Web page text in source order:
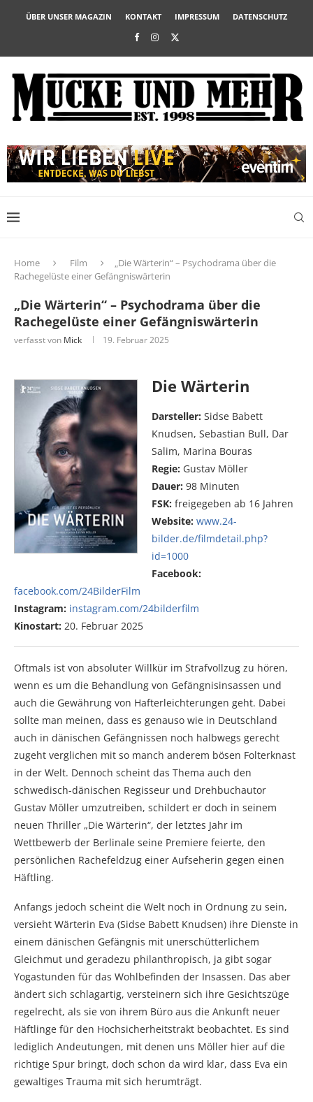
ÜBER UNSER MAGAZIN KONTAKT IMPRESSUM DATENSCHUTZ
Home Film
„Die Wärterin“ – Psychodrama über die
Rachegelüste einer Gefängniswärterin
„Die Wärterin“ – Psychodrama über die
Rachegelüste einer Gefängniswärterin
verfasst von Mick 19. Februar 2025
Die Wärterin
Darsteller: Sidse Babett
Knudsen, Sebastian Bull, Dar
Salim, Marina Bouras
Regie: Gustav Möller
Dauer: 98 Minuten
FSK: freigegeben ab 16 Jahren
Website: www.24-
bilder.de/filmdetail.php?
id=1000
Facebook:
facebook.com/24BilderFilm
Instagram: instagram.com/24bilderfilm
Kinostart: 20. Februar 2025
Oftmals ist von absoluter Willkür im Strafvollzug zu hören,
wenn es um die Behandlung von Gefängnisinsassen und
auch die Gewährung von Hafterleichterungen geht. Dabei
sollte man meinen, dass es genauso wie in Deutschland
auch in dänischen Gefängnissen noch halbwegs gerecht
zugeht verglichen mit so manch anderem bösen Folterknast
in der Welt. Dennoch scheint das Thema auch den
schwedisch-dänischen Regisseur und Drehbuchautor
Gustav Möller umzutreiben, schildert er doch in seinem
neuen Thriller „Die Wärterin“, der letztes Jahr im
Wettbewerb der Berlinale seine Premiere feierte, den
persönlichen Rachefeldzug einer Aufseherin gegen einen
Häftling.
Anfangs jedoch scheint die Welt noch in Ordnung zu sein,
versieht Wärterin Eva (Sidse Babett Knudsen) ihre Dienste in
einem dänischen Gefängnis mit unerschütterlichem
Gleichmut und geradezu philanthropisch, ja gibt sogar
Yogastunden für das Wohlbefinden der Insassen. Das aber
ändert sich schlagartig, versteinern sich ihre Gesichtszüge
regelrecht, als sie von ihrem Büro aus die Ankunft neuer
Häftlinge für den Hochsicherheitstrakt beobachtet. Es sind
lediglich Andeutungen, mit denen uns Möller hier auf die
richtige Spur bringt, doch schon da wird klar, dass Eva ein
gewaltiges Trauma mit sich herumträgt.